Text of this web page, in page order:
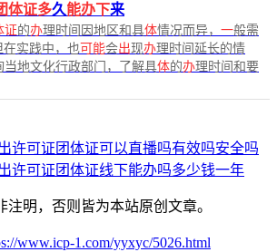
体证多久能办下来
证的办理时间因地区和具体情况而异， 一般需
在实践中，也可能会出现办理时间延长的情
当地文化行政部门，了解具体的办理时间和要
许可证团体证可以直播吗有效吗安全吗
许可证团体证线下能办吗多少钱一年
注明，否则皆为本站原创文章。
www.icp-1.com/yyxyc/5026.html